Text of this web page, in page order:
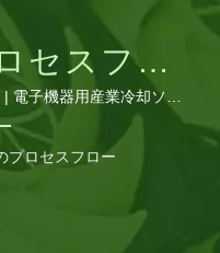
セスフロ
と熱ソリ
ローバル
TITAN 製
電子機器用産業冷却ソリ
プロセスフロー